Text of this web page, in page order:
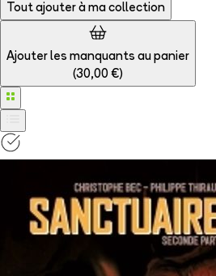
Tout ajouter à ma collection
Ajouter les manquants au panier
(30,00 €)